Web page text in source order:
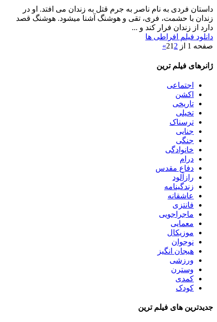
داستان فردی به نام ناصر به جرم قتل به زندان می افتد. او در
زندان با حشمت، فری، تقی و هوشنگ آشنا میشود. هوشنگ قصد
دارد از زندان فرار کند و ...
دانلود فیلم افراطی ها
صفحه 1 از 2
12
»
ژانرهای فیلم ترین
اجتماعی
اکشن
تاریخی
تخیلی
ترسناک
جنایی
جنگی
خانوادگی
درام
دفاع مقدس
رازآلود
زندگینامه
عاشقانه
فانتزی
ماجراجویی
معمایی
موزیکال
نوجوان
هیجان انگیز
ورزشی
وسترن
کمدی
کودک
جدیدترین های فیلم ترین